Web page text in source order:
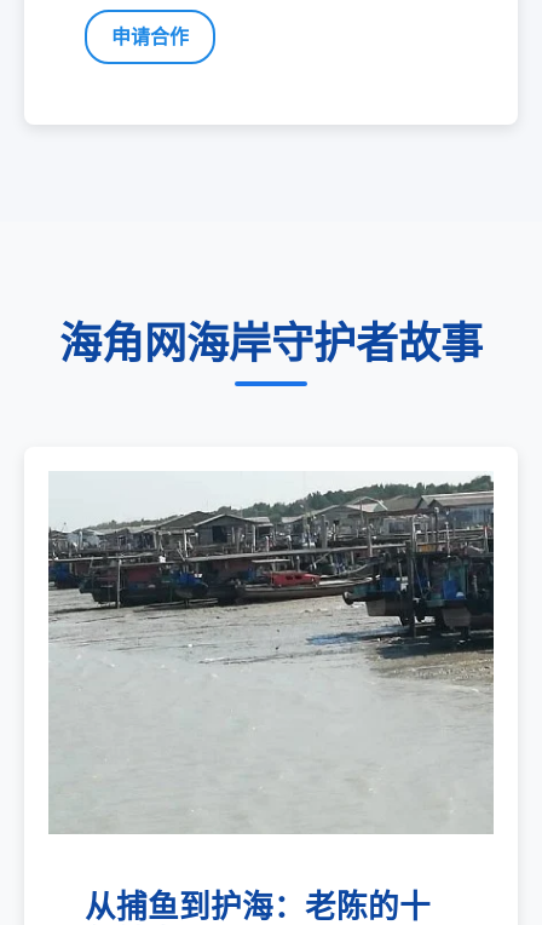
申请合作
海角网海岸守护者故事
从捕鱼到护海：老陈的十